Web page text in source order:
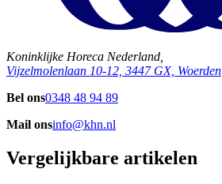
Koninklijke Horeca Nederland,
Vijzelmolenlaan 10-12, 3447 GX, Woerden
Bel ons0348 48 94 89
Mail onsinfo@khn.nl
Vergelijkbare artikelen